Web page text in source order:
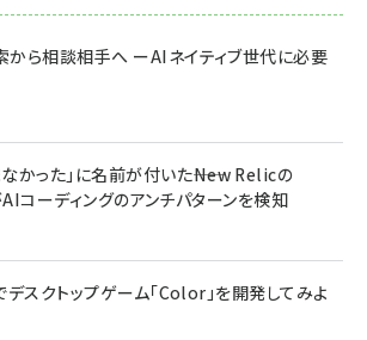
から相談相手へ ーAIネイティブ世代に必要
かった」に名前が付いた――New Relicの
コーディングのアンチパターンを検知
デスクトップゲーム「Color」を開発してみよ